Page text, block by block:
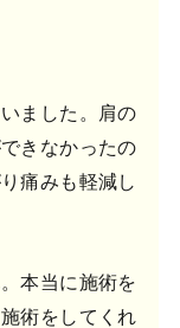
ました。肩の
きなかったの
痛みも軽減し
本当に施術を
術をしてくれ